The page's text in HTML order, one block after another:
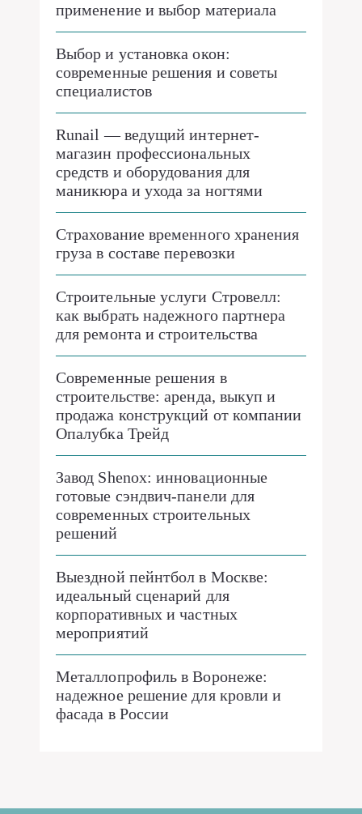
Выбор и установка окон:
современные решения и советы
специалистов
Runail — ведущий интернет-
магазин профессиональных
средств и оборудования для
маникюра и ухода за ногтями
Страхование временного хранения
груза в составе перевозки
Строительные услуги Стровелл:
как выбрать надежного партнера
для ремонта и строительства
Современные решения в
строительстве: аренда, выкуп и
продажа конструкций от компании
Опалубка Трейд
Завод Shenox: инновационные
готовые сэндвич-панели для
современных строительных
решений
Выездной пейнтбол в Москве:
идеальный сценарий для
корпоративных и частных
мероприятий
Металлопрофиль в Воронеже:
надежное решение для кровли и
фасада в России